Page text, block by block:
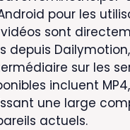
pour les
vidéos sont
depuis
sur les
incluent
une large
actuels.